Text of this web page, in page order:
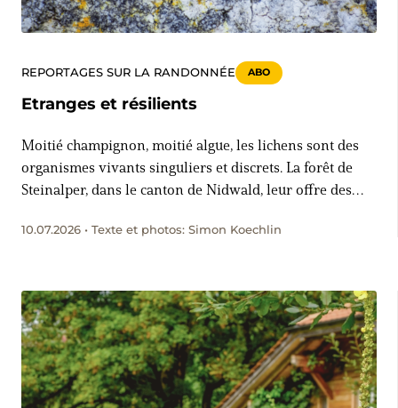
REPORTAGES SUR LA RANDONNÉE ABO
Etranges et résilients
Moitié champignon, moitié algue, les lichens sont des
organismes vivants singuliers et discrets. La forêt de
Steinalper, dans le canton de Nidwald, leur offre des
leurs yeux en randonnée découvriront ici un monde de
10.07.2026 • Texte et photos: Simon Koechlin